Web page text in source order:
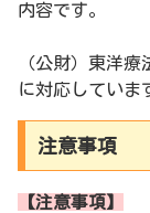
内容です。
（公財）東洋
に対応していま
注意事項
【注意事項】